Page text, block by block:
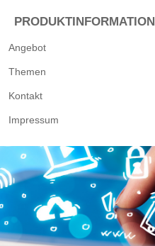
PRODUKTINFORMATION
Angebot
Themen
Kontakt
Impressum